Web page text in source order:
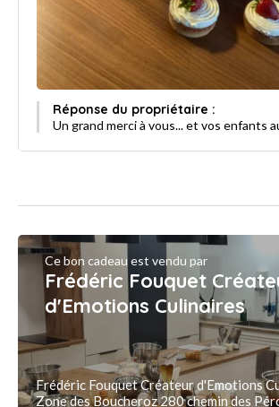
Réponse du propriétaire :
Un grand merci à vous... et vos enfants
Ce bon cadeau est vendu par
Frédéric Fouquet
d'Emotions Culinaires
Frédéric Fouquet Créateur d'Emotions
Zone des Boucheroz 280 chemin des